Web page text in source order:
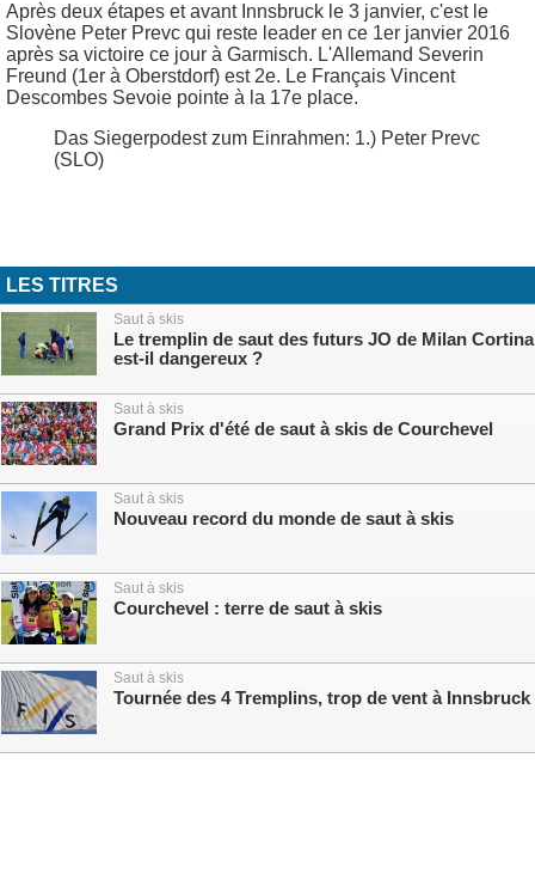
Après deux étapes et avant Innsbruck le 3 janvier, c'est le
Slovène Peter Prevc qui reste leader en ce 1er janvier 2016
après sa victoire ce jour à Garmisch. L'Allemand Severin
Freund (1er à Oberstdorf) est 2e. Le Français Vincent
Descombes Sevoie pointe à la 17e place.
Das Siegerpodest zum Einrahmen: 1.) Peter Prevc
(SLO)
LES TITRES
Saut à skis
Le tremplin de saut des futurs JO de Milan Cortina
est-il dangereux ?
Saut à skis
Grand Prix d'été de saut à skis de Courchevel
Saut à skis
Nouveau record du monde de saut à skis
Saut à skis
Courchevel : terre de saut à skis
Saut à skis
Tournée des 4 Tremplins, trop de vent à Innsbruck